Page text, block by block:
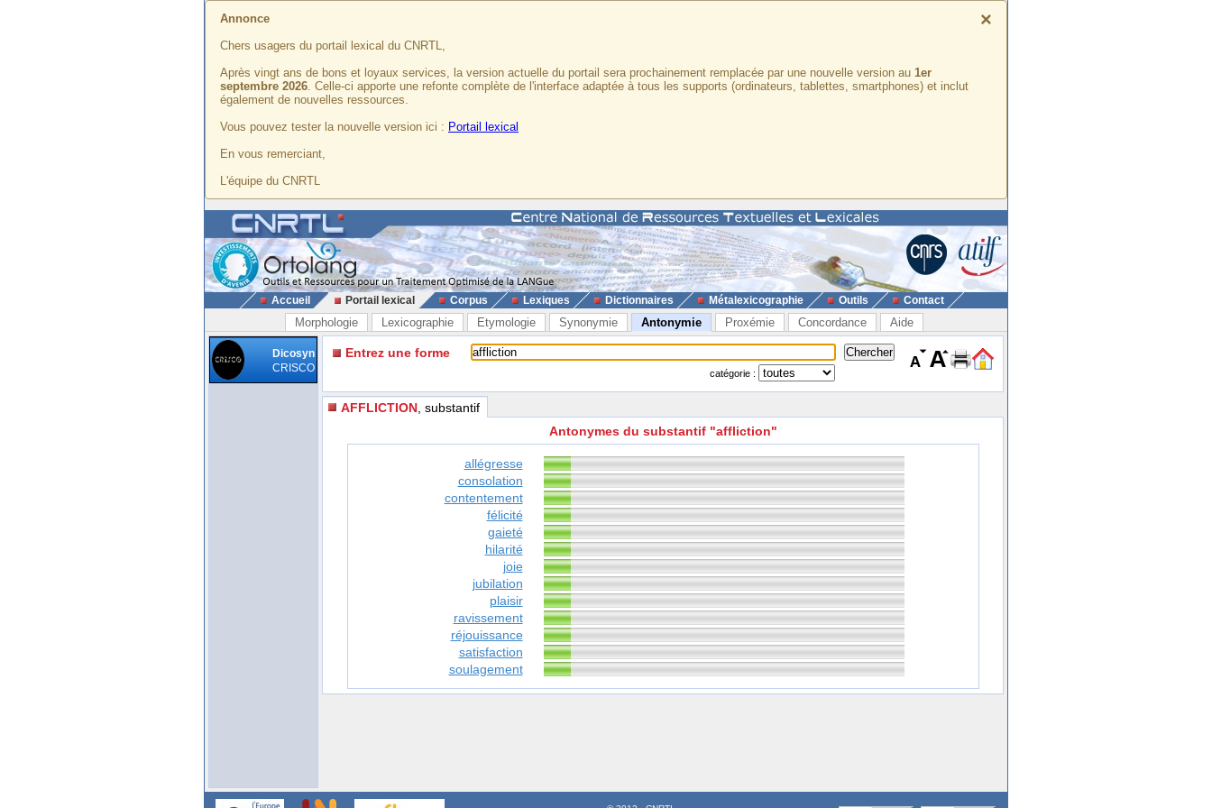
×
Annonce
Chers usagers du portail lexical du CNRTL,
Après vingt ans de bons et loyaux services, la version actuelle du portail sera prochainement remplacée par une nouvelle version au 1er
septembre 2026. Celle-ci apporte une refonte complète de l'interface adaptée à tous les supports (ordinateurs, tablettes, smartphones) et inclut
également de nouvelles ressources.
Vous pouvez tester la nouvelle version ici : Portail lexical
En vous remerciant,
L'équipe du CNRTL
Accueil Portail lexical Corpus Lexiques Dictionnaires Métalexicographie Outils Contact
Morphologie Lexicographie Etymologie Synonymie Antonymie Proxémie Concordance Aide
Dicosyn
CRISCO
Entrez une forme
catégorie :
AFFLICTION , substantif
Antonymes du substantif "affliction"
allégresse
consolation
contentement
félicité
gaieté
hilarité
joie
jubilation
plaisir
ravissement
réjouissance
satisfaction
soulagement